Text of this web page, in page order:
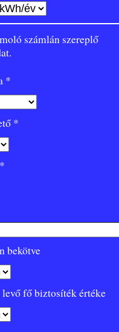
számlán szereplő
*
*
bekötve
fő biztosíték értéke